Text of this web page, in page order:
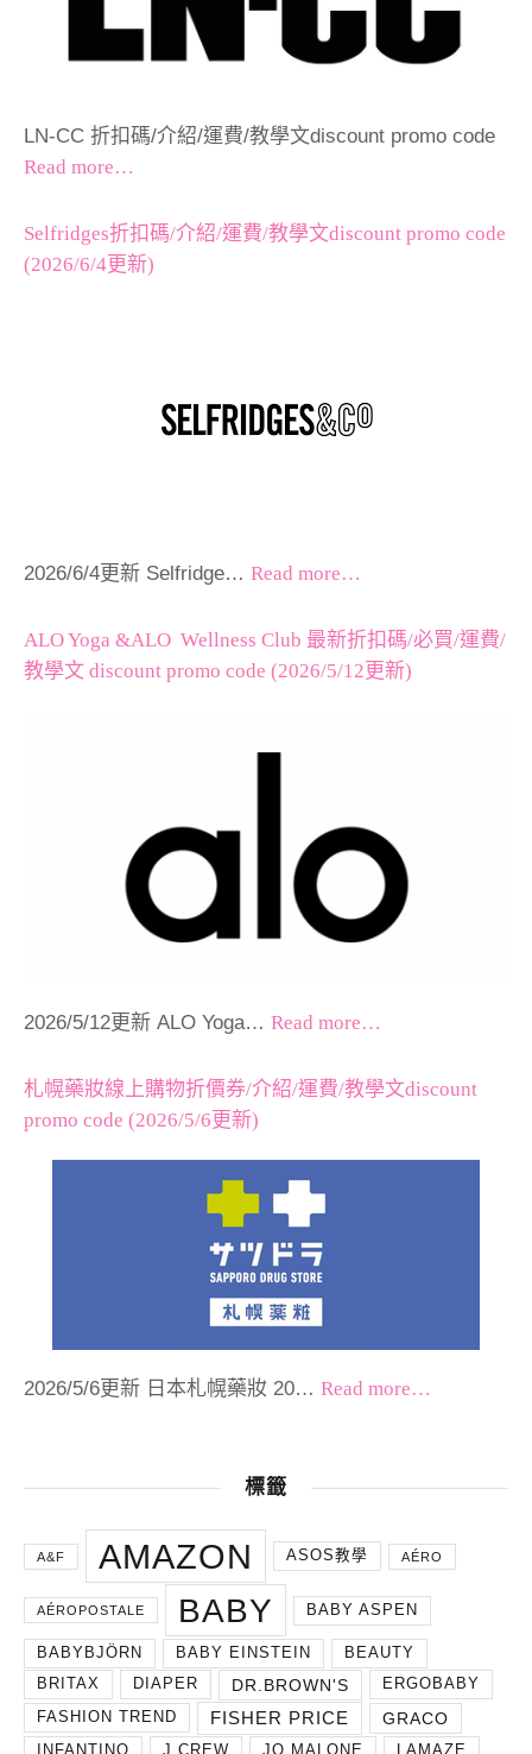
LN-CC 折扣碼/介紹/運費/教學文discount promo code
Read more…
Selfridges折扣碼/介紹/運費/教學文discount promo code
(2026/6/4更新)
2026/6/4更新 Selfridge… Read more…
ALO Yoga &ALO Wellness Club 最新折扣碼/必買/運費/
教學文 discount promo code (2026/5/12更新)
2026/5/12更新 ALO Yoga… Read more…
札幌藥妝線上購物折價券/介紹/運費/教學文discount
promo code (2026/5/6更新)
2026/5/6更新 日本札幌藥妝 20… Read more…
標籤
A&F AMAZON ASOS教學 AÉRO
AÉROPOSTALE BABY BABY ASPEN
BABYBJÖRN BABY EINSTEIN
BEAUTY
BRITAX
DIAPER DR.BROWN'S
ERGOBABY
FASHION TREND
FISHER PRICE GRACO